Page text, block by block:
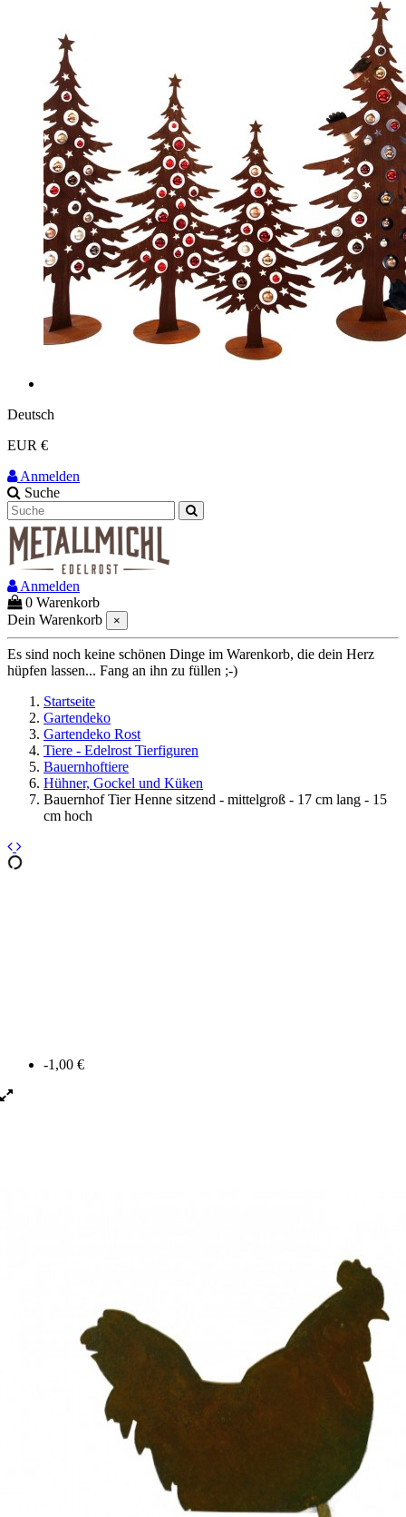
Deutsch
EUR €
Anmelden
Suche
Anmelden
0 Warenkorb
Dein Warenkorb
×
Es sind noch keine schönen Dinge im Warenkorb, die dein Herz
hüpfen lassen... Fang an ihn zu füllen ;-)
Startseite
Gartendeko
Gartendeko Rost
Tiere - Edelrost Tierfiguren
Bauernhoftiere
Hühner, Gockel und Küken
Bauernhof Tier Henne sitzend - mittelgroß - 17 cm lang - 15
cm hoch
-1,00 €